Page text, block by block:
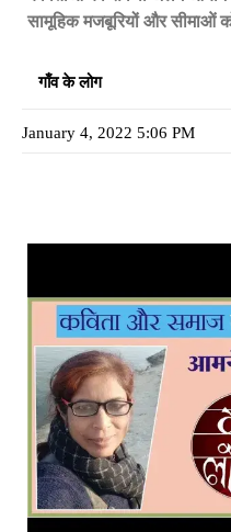
सामूहिक मजबूरियों और सीमाओं
गाँव के लोग
January 4, 2022 5:06 PM